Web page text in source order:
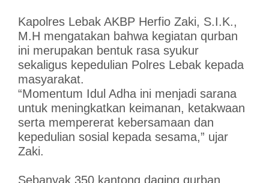
Kapolres Lebak AKBP Herfio Zaki, S.I.K.,
M.H mengatakan bahwa kegiatan qurban
ini merupakan bentuk rasa syukur
sekaligus kepedulian Polres Lebak kepada
masyarakat.
“Momentum Idul Adha ini menjadi sarana
untuk meningkatkan keimanan, ketakwaan
serta mempererat kebersamaan dan
kepedulian sosial kepada sesama,” ujar
Zaki.
Sebanyak 350 kantong daging qurban